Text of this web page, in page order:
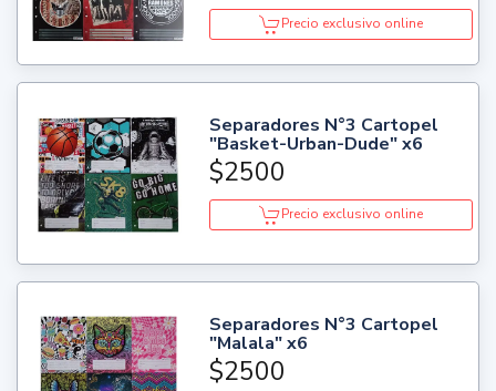
Precio exclusivo online
Separadores N°3 Cartopel
"Basket-Urban-Dude" x6
$2500
Precio exclusivo online
Separadores N°3 Cartopel
"Malala" x6
$2500